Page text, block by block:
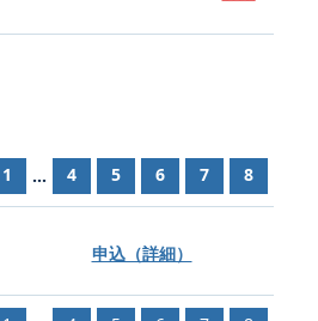
1 ... 4 5 6 7 8
申込（詳細）